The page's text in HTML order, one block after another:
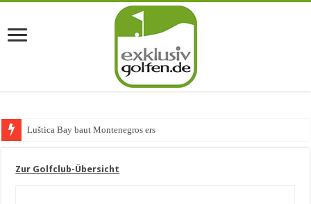
Luštica Bay baut Montenegros erste Golf-C
Zur Golfclub-Übersicht